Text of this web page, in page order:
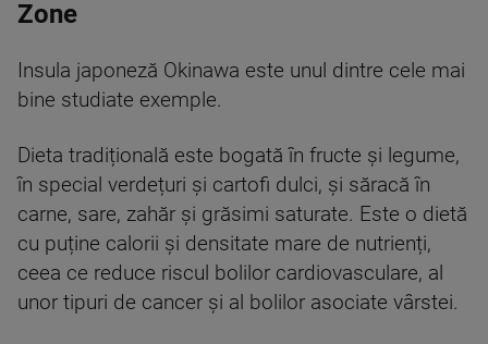
Zone
Insula japoneză Okinawa este unul dintre cele mai
bine studiate exemple.
Dieta tradițională este bogată în fructe și legume,
în special verdețuri și cartofi dulci, și săracă în
carne, sare, zahăr și grăsimi saturate. Este o dietă
cu puține calorii și densitate mare de nutrienți,
ceea ce reduce riscul bolilor cardiovasculare, al
unor tipuri de cancer și al bolilor asociate vârstei.